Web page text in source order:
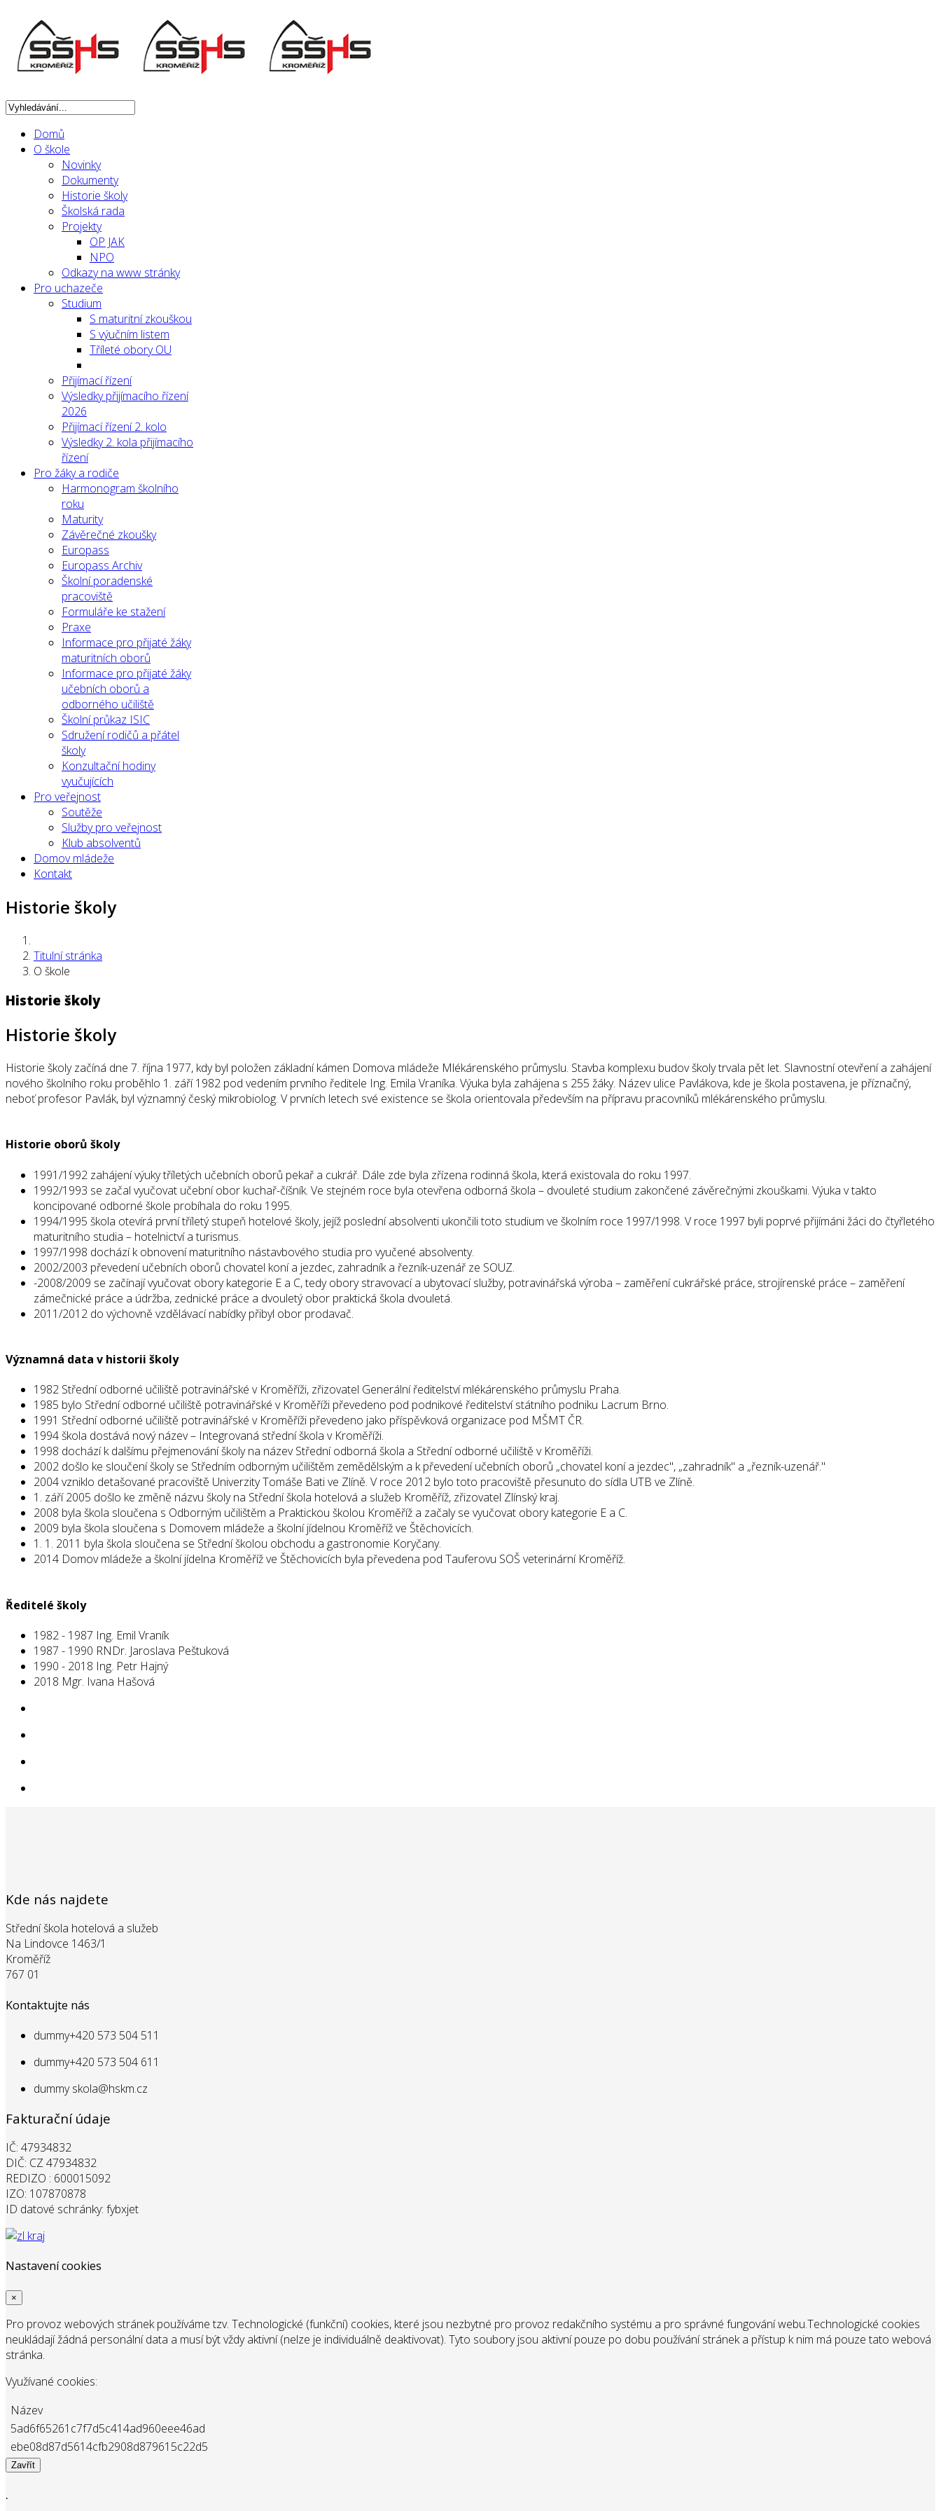
Domů
O škole
Novinky
Dokumenty
Historie školy
Školská rada
Projekty
OP JAK
NPO
Odkazy na www stránky
Pro uchazeče
Studium
S maturitní zkouškou
S výučním listem
Tříleté obory OU
Přijímací řízení
Výsledky přijímacího řízení
2026
Přijímací řízení 2. kolo
Výsledky 2. kola přijímacího
řízení
Pro žáky a rodiče
Harmonogram školního
roku
Maturity
Závěrečné zkoušky
Europass
Europass Archiv
Školní poradenské
pracoviště
Formuláře ke stažení
Praxe
Informace pro přijaté žáky
maturitních oborů
Informace pro přijaté žáky
učebních oborů a
odborného učiliště
Školní průkaz ISIC
Sdružení rodičů a přátel
školy
Konzultační hodiny
vyučujících
Pro veřejnost
Soutěže
Služby pro veřejnost
Klub absolventů
Domov mládeže
Kontakt
Historie školy
Titulní stránka
O škole
Historie školy
Historie školy
Historie školy začíná dne 7. října 1977, kdy byl položen základní kámen Domova mládeže Mlékárenského průmyslu. Stavba komplexu budov školy trvala pět let. Slavnostní otevření a zahájení
nového školního roku proběhlo 1. září 1982 pod vedením prvního ředitele Ing. Emila Vraníka. Výuka byla zahájena s 255 žáky. Název ulice Pavlákova, kde je škola postavena, je příznačný,
neboť profesor Pavlák, byl významný český mikrobiolog. V prvních letech své existence se škola orientovala především na přípravu pracovníků mlékárenského průmyslu.
Historie oborů školy
1991/1992 zahájení výuky tříletých učebních oborů pekař a cukrář. Dále zde byla zřízena rodinná škola, která existovala do roku 1997.
1992/1993 se začal vyučovat učební obor kuchař-číšník. Ve stejném roce byla otevřena odborná škola – dvouleté studium zakončené závěrečnými zkouškami. Výuka v takto
koncipované odborné škole probíhala do roku 1995.
1994/1995 škola otevírá první tříletý stupeň hotelové školy, jejíž poslední absolventi ukončili toto studium ve školním roce 1997/1998. V roce 1997 byli poprvé přijímáni žáci do čtyřletého
maturitního studia – hotelnictví a turismus.
1997/1998 dochází k obnovení maturitního nástavbového studia pro vyučené absolventy.
2002/2003 převedení učebních oborů chovatel koní a jezdec, zahradník a řezník-uzenář ze SOUZ.
-2008/2009 se začínají vyučovat obory kategorie E a C, tedy obory stravovací a ubytovací služby, potravinářská výroba – zaměření cukrářské práce, strojírenské práce – zaměření
zámečnické práce a údržba, zednické práce a dvouletý obor praktická škola dvouletá.
2011/2012 do výchovně vzdělávací nabídky přibyl obor prodavač.
Významná data v historii školy
1982 Střední odborné učiliště potravinářské v Kroměříži, zřizovatel Generální ředitelství mlékárenského průmyslu Praha.
1985 bylo Střední odborné učiliště potravinářské v Kroměříži převedeno pod podnikové ředitelství státního podniku Lacrum Brno.
1991 Střední odborné učiliště potravinářské v Kroměříži převedeno jako příspěvková organizace pod MŠMT ČR.
1994 škola dostává nový název – Integrovaná střední škola v Kroměříži.
1998 dochází k dalšímu přejmenování školy na název Střední odborná škola a Střední odborné učiliště v Kroměříži.
2002 došlo ke sloučení školy se Středním odborným učilištěm zemědělským a k převedení učebních oborů „chovatel koní a jezdec", „zahradník" a „řezník-uzenář."
2004 vzniklo detašované pracoviště Univerzity Tomáše Bati ve Zlíně. V roce 2012 bylo toto pracoviště přesunuto do sídla UTB ve Zlíně.
1. září 2005 došlo ke změně názvu školy na Střední škola hotelová a služeb Kroměříž, zřizovatel Zlínský kraj.
2008 byla škola sloučena s Odborným učilištěm a Praktickou školou Kroměříž a začaly se vyučovat obory kategorie E a C.
2009 byla škola sloučena s Domovem mládeže a školní jídelnou Kroměříž ve Štěchovicích.
1. 1. 2011 byla škola sloučena se Střední školou obchodu a gastronomie Koryčany.
2014 Domov mládeže a školní jídelna Kroměříž ve Štěchovicích byla převedena pod Tauferovu SOŠ veterinární Kroměříž.
Ředitelé školy
1982 - 1987 Ing. Emil Vraník
1987 - 1990 RNDr. Jaroslava Peštuková
1990 - 2018 Ing. Petr Hajný
2018 Mgr. Ivana Hašová
Kde nás najdete
Střední škola hotelová a služeb
Na Lindovce 1463/1
Kroměříž
767 01
Kontaktujte nás
dummy+420 573 504 511
dummy+420 573 504 611
dummyskola@hskm.cz
Fakturační údaje
IČ: 47934832
DIČ: CZ 47934832
REDIZO : 600015092
IZO: 107870878
ID datové schránky: fybxjet
Nastavení cookies
×
Pro provoz webových stránek používáme tzv. Technologické (funkční) cookies, které jsou nezbytné pro provoz redakčního systému a pro správné fungování webu.Technologické cookies
neukládají žádná personální data a musí být vždy aktivní (nelze je individuálně deaktivovat). Tyto soubory jsou aktivní pouze po dobu používání stránek a přístup k nim má pouze tato webová
stránka.
Využívané cookies:
Název
5ad6f65261c7f7d5c414ad960eee46ad
ebe08d87d5614cfb2908d879615c22d5
Zavřít
.